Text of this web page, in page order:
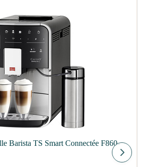
Barista TS Smart Connectée F860-